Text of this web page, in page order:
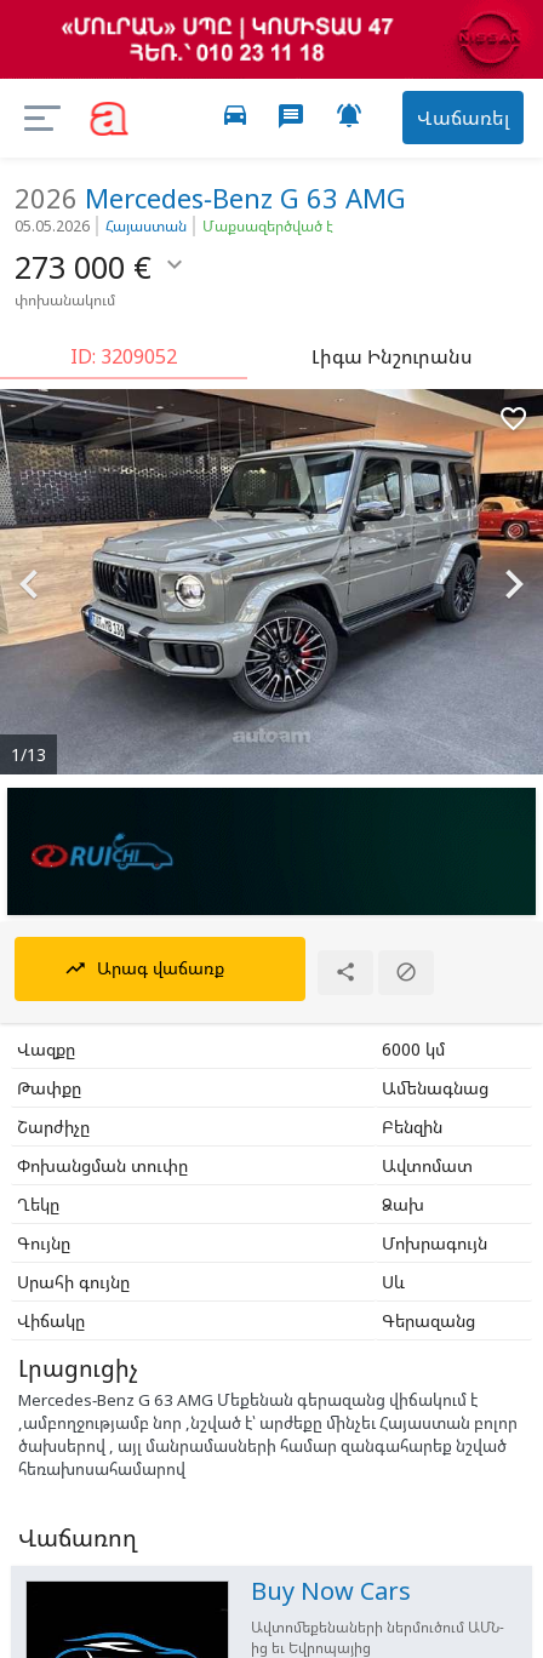
Վաճառել

message
directions_car
2026 Mercedes-Benz G 63 AMG
05.05.2026 Հայաստան Մաքսազերծված է
273 000 € 
փոխանակում
ID: 3209052 Լիգա Ինշուրանս
1/13
favorite_border
 
trending_up Արագ վաճառք  
Վազքը
6000 կմ
Թափքը
Ամենագնաց
Շարժիչը
Բենզին
Փոխանցման տուփը
Ավտոմատ
Ղեկը
Ձախ
Գույնը
Մոխրագույն
Սրահի գույնը
Սև
Վիճակը
Գերազանց
Լրացուցիչ
Mercedes-Benz G 63 AMG Մեքենան գերազանց վիճակում է
,ամբողջությամբ նոր ,նշված է՝ արժեքը մինչեւ Հայաստան բոլոր
ծախսերով , այլ մանրամասների համար զանգահարեք նշված
հեռախոսահամարով
Վաճառող
Buy Now Cars
Ավտոմեքենաների ներմուծում ԱՄՆ-
ից եւ Եվրոպայից